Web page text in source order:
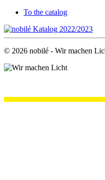
To the catalog
© 2026 nobilé - Wir machen